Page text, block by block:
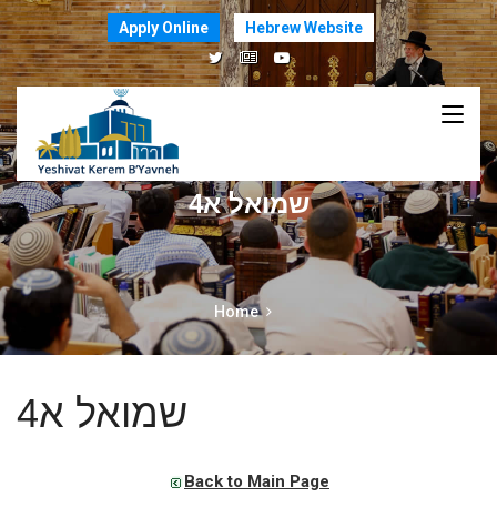
Apply Online Hebrew Website
שמואל א4
Home
שמואל א4
Back to Main Page